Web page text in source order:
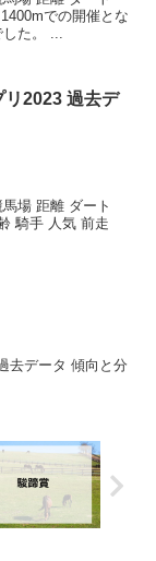
での開催とな
た。 ...
リ2023 過去デ
場 距離 ダート
騎手 人気 前走
去データ 傾向と分